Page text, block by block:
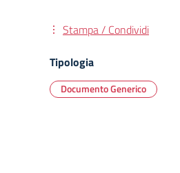
Stampa / Condividi
Tipologia
Documento Generico